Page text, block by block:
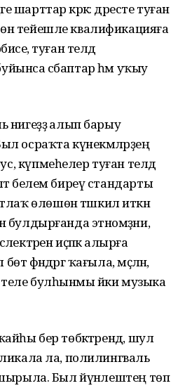
шарттар кәрәк: дәресте туған
тейешле квалификацияға
туған телдә
әсбаптар һәм уҡыу
нигеҙҙә алып барыу
осраҡта күнекмәләрҙең
күпмеһелер туған телдә
белем биреү стандарты
өлөшөн тәшкил иткән
булдырғанда этномәҙәни,
иҫәпкә алырға
фәндәргә ҡағыла, мәҫәлән,
булһынмы йәки музыка
бер төбәктәрендә, шул
ла, полилингваль
Был йүнәлештең төп